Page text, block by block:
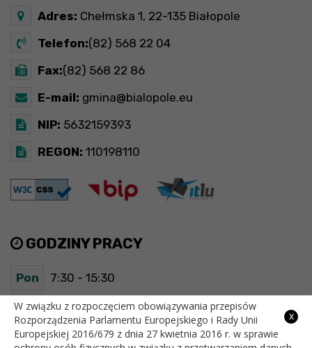
Adres: Chełmska 1, 22-135 Białopole
Telefon:(82) 568 22 04
Fax:(82) 568 22 86
E-mail: gmina@bialopole.eu
NIP: 5632159393
REGON: 110198110
GODZINY PRACY
Pon 7:30 - 15:30
Wt 7:30 - 15:30
Śr 7:30 - 15:30
x
W związku z rozpoczęciem obowiązywania przepisów
Rozporządzenia Parlamentu Europejskiego i Rady Unii
Europejskiej 2016/679 z dnia 27 kwietnia 2016 r. w sprawie